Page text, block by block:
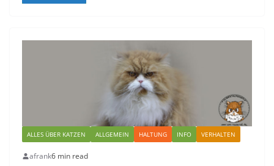
ALLES ÜBER KATZEN ALLGEMEIN HALTUNG INFO VERHALTEN
afrank6 min read